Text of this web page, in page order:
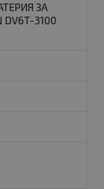
ЗА
DV6T-3100